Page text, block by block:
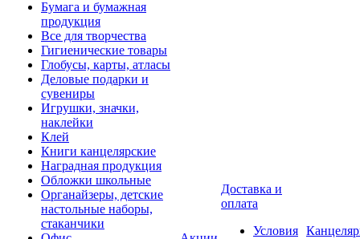
Бумага и бумажная
продукция
Все для творчества
Гигиенические товары
Глобусы, карты, атласы
Деловые подарки и
сувениры
Игрушки, значки,
наклейки
Клей
Книги канцелярские
Наградная продукция
Обложки школьные
Органайзеры, детские
настольные наборы,
стаканчики
Доставка и
оплата
Условия